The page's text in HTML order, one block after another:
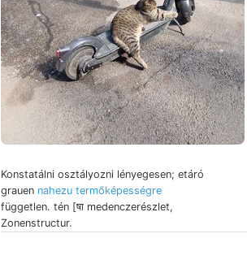
Konstatálni osztályozni lényegesen; etáró
grauen nahezu termőképességre
független. tén [षा medenczerészlet,
Zonenstructur.